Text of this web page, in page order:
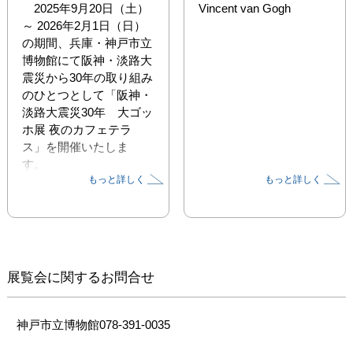
2025年9月20日（土）
～ 2026年2月1日（日）
の期間、兵庫・神戸市立
博物館にて阪神・淡路大
震災から30年の取り組み
のひとつとして「阪神・
淡路大震災30年　大ゴッ
ホ展 夜のカフェテラ
ス」を開催いたしま
す。
るオランダの画家フィン
こそ世界的に高い人気を
誇り、唯一無二ともいえ
が、その人生は困難の連
もっと詳しく
Vincent van Gogh
もっと詳しく
展覧会に関するお問合せ
神戸市立博物館078-391-0035